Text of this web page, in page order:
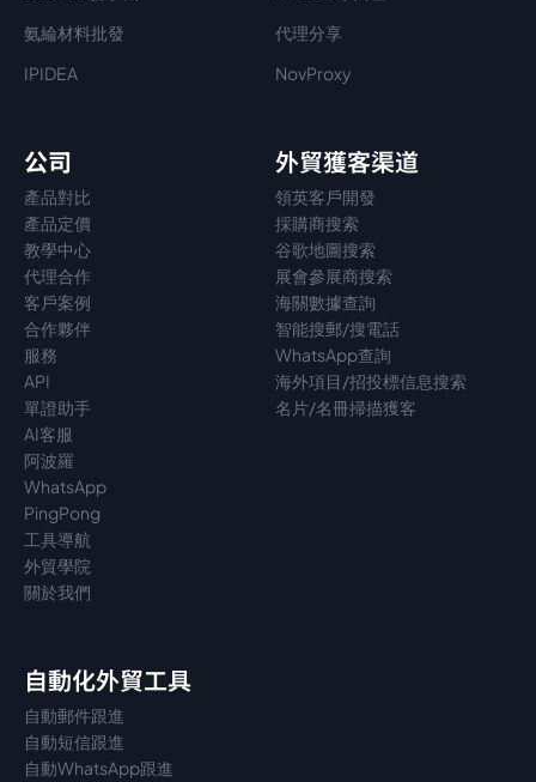
氨綸材料批發
代理分享
IPIDEA
NovProxy
公司
產品對比
產品定價
教學中心
代理合作
客戶案例
合作夥伴
服務
API
單證助手
AI客服
阿波羅
WhatsApp
PingPong
工具導航
外貿學院
關於我們
外貿獲客渠道
領英客戶開發
採購商搜索
谷歌地圖搜索
展會參展商搜索
海關數據查詢
智能搜郵/搜電話
WhatsApp查詢
海外項目/招投標信息搜索
名片/名冊掃描獲客
自動化外貿工具
自動郵件跟進
自動短信跟進
自動WhatsApp跟進